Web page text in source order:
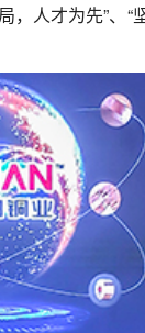
人才为先”、